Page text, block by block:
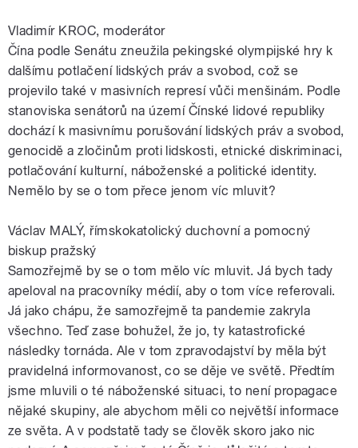
Vladimír KROC, moderátor
Čína podle Senátu zneužila pekingské olympijské hry k
dalšímu potlačení lidských práv a svobod, což se
projevilo také v masivních represí vůči menšinám. Podle
stanoviska senátorů na území Čínské lidové republiky
dochází k masivnímu porušování lidských práv a svobod,
genocidě a zločinům proti lidskosti, etnické diskriminaci,
potlačování kulturní, náboženské a politické identity.
Nemělo by se o tom přece jenom víc mluvit?
Václav MALÝ, římskokatolický duchovní a pomocný
biskup pražský
Samozřejmě by se o tom mělo víc mluvit. Já bych tady
apeloval na pracovníky médií, aby o tom více referovali.
Já jako chápu, že samozřejmě ta pandemie zakryla
všechno. Teď zase bohužel, že jo, ty katastrofické
následky tornáda. Ale v tom zpravodajství by měla být
pravidelná informovanost, co se děje ve světě. Předtím
jsme mluvili o té náboženské situaci, to není propagace
nějaké skupiny, ale abychom měli co největší informace
ze světa. A v podstatě tady se člověk skoro jako nic